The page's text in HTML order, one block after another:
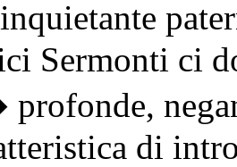
Sermonti ci
di